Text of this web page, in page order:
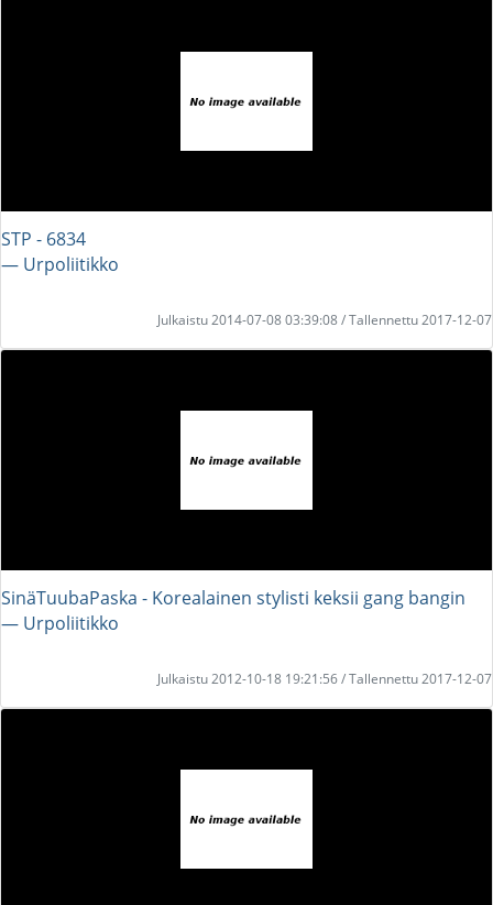
STP - 6834
― Urpoliitikko
Julkaistu 2014-07-08 03:39:08 / Tallennettu 2017-12-07
SinäTuubaPaska - Korealainen stylisti keksii gang bangin
― Urpoliitikko
Julkaistu 2012-10-18 19:21:56 / Tallennettu 2017-12-07